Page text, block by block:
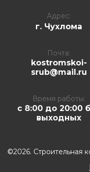
Адрес:
г. Чухлома
Почта:
kostromskoi-
srub@mail.ru
Время работы:
с 8:00 до 20:00
выходных
©2026. Строительная